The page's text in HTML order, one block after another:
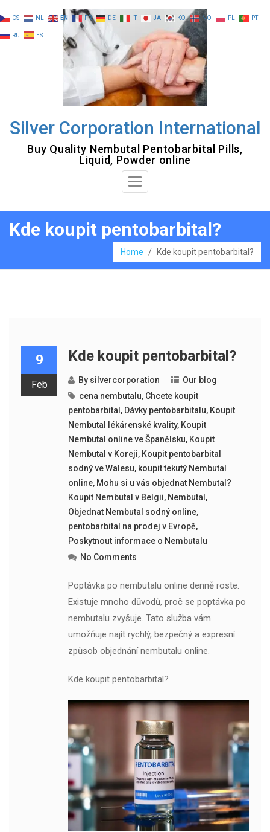
to
content
Silver Corporation International
Buy Quality Nembutal Pentobarbital Pills,
Liquid, Powder online
Toggle
Kde koupit pentobarbital?
Home / Kde koupit pentobarbital?
9
Feb
Kde koupit pentobarbital?
By silvercorporation
Our blog
cena nembutalu, Chcete koupit
pentobarbital , Dávky pentobarbitalu, Koupit
Nembutal lékárenské kvality, Koupit
Nembutal online ve Španělsku, Koupit
Nembutal v Koreji, Koupit pentobarbital
sodný ve Walesu, koupit tekutý Nembutal
online, Mohu si u vás objednat Nembutal?
Koupit Nembutal v Belgii, Nembutal ,
Objednat Nembutal sodný online,
pentobarbital na prodej v Evropě,
Poskytnout informace o Nembutalu
No Comments
Poptávka po nembutalu online denně roste.
Existuje mnoho důvodů, proč se poptávka po
nembutalu zvyšuje. Tato služba vám
umožňuje najít rychlý, bezpečný a expresní
způsob objednání nembutalu online.
Kde koupit pentobarbital?
CS NL EN FR DE IT JA KO NO PL PT
RU ES